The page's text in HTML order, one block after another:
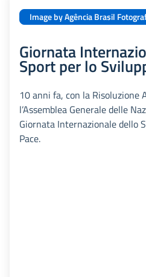
Image by Agência Brasil
Giornata
Sport per lo
10 anni fa, con la
l’Assemblea Generale delle
Giornata Internazionale dello
Pace.